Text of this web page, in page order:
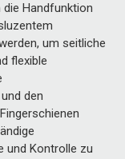
die Handfunktion
um seitliche
flexible
den
und Kontrolle zu